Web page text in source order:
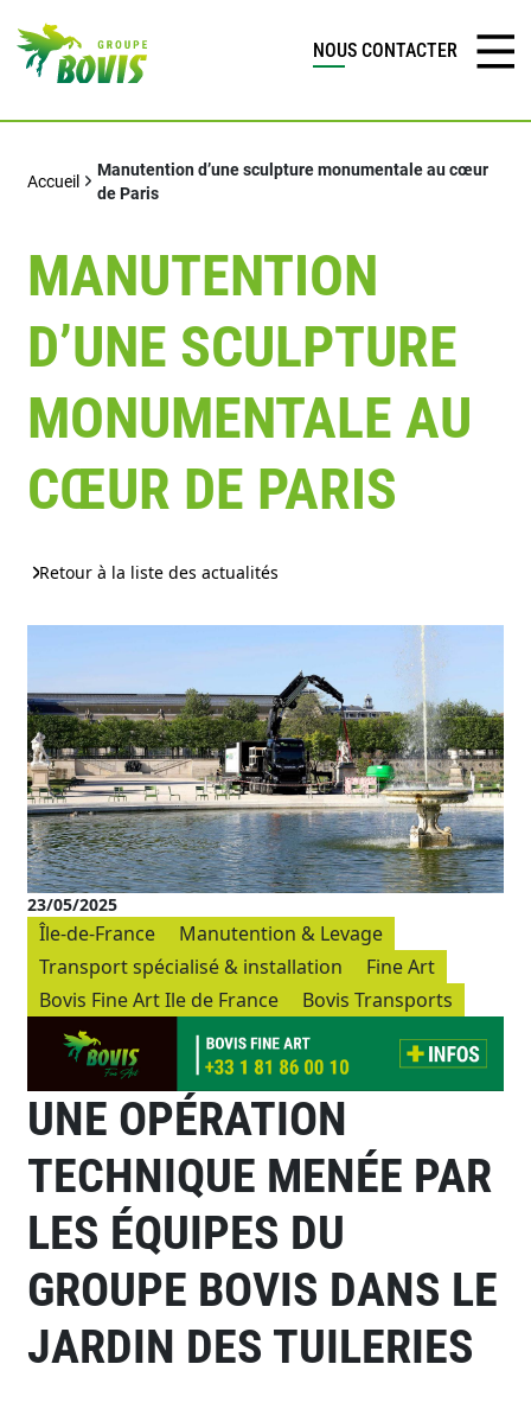
NOUS CONTACTER
Accueil
Manutention d’une sculpture monumentale au cœur
de Paris
MANUTENTION
D’UNE SCULPTURE
MONUMENTALE AU
CŒUR DE PARIS
Retour à la liste des actualités
23/05/2025
Île-de-France
Manutention & Levage
Transport spécialisé & installation
Fine Art
Bovis Fine Art Ile de France
Bovis Transports
UNE OPÉRATION
TECHNIQUE MENÉE PAR
LES ÉQUIPES DU
GROUPE BOVIS DANS LE
JARDIN DES TUILERIES